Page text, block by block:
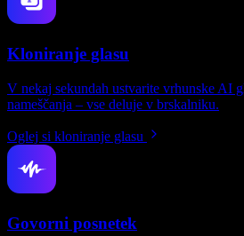
Kloniranje glasu
V nekaj sekundah ustvarite vrhunske AI
nameščanja – vse deluje v brskalniku.
Oglej si kloniranje glasu
Govorni posnetek